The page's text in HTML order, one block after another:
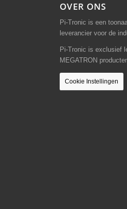
OVER ONS
Pi-Tronic is een
leverancier voor de
Pi-Tronic is exclusief
MEGATRON
Cookie Instellingen